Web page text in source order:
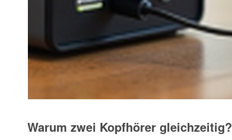
Warum zwei Kopfhörer gleichzeitig?